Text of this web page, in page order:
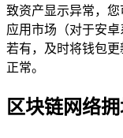
致资产显示异常，
应用市场（对于安卓
若有，及时将钱包
正常。
区块链网络